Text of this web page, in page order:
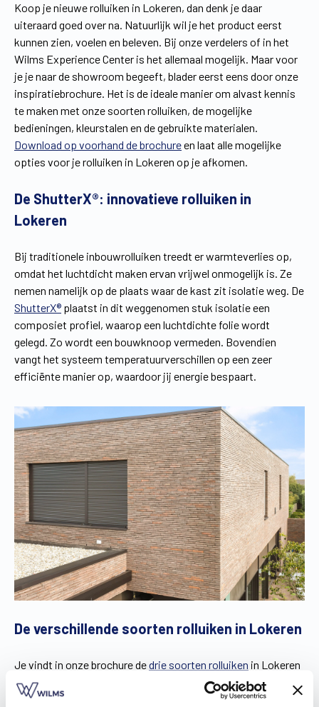
Gratis brochure
Koop je nieuwe rolluiken in Lokeren, dan denk je daar
uiteraard goed over na. Natuurlijk wil je het product eerst
kunnen zien, voelen en beleven. Bij onze verdelers of in het
Wilms Experience Center is het allemaal mogelijk. Maar voor
je je naar de showroom begeeft, blader eerst eens door onze
inspiratiebrochure. Het is de ideale manier om alvast kennis
te maken met onze soorten rolluiken, de mogelijke
bedieningen, kleurstalen en de gebruikte materialen.
Download op voorhand de brochureen laat alle mogelijke
opties voor je rolluiken in Lokeren op je afkomen.
De ShutterX®: innovatieve rolluiken in
Lokeren
Bij traditionele inbouwrolluiken treedt er warmteverlies op,
omdat het luchtdicht maken ervan vrijwel onmogelijk is. Ze
nemen namelijk op de plaats waar de kast zit isolatie weg. De
ShutterX® plaatst in dit weggenomen stuk isolatie een
composiet profiel, waarop een luchtdichte folie wordt
gelegd. Zo wordt een bouwknoop vermeden. Bovendien
vangt het systeem temperatuurverschillen op een zeer
efficiënte manier op, waardoor jij energie bespaart.
De verschillende soorten rolluiken in Lokeren
Je vindt in onze brochure dedrie soorten rolluiken in Lokeren
terug: inbouwrolluiken, opbouwrolluiken en voorzetrolluiken.
Wanneer je breek- en kapwerk wil vermijden, zijn